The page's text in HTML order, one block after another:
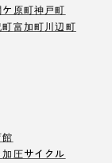
ケ原町神戸町
富加町川辺町
加圧サイクル